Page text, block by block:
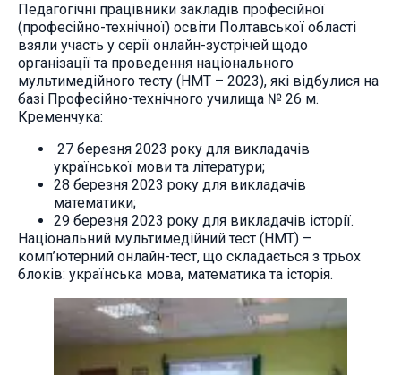
Педагогічні працівники закладів професійної
(професійно-технічної) освіти Полтавської області
взяли участь у серії онлайн-зустрічей щодо
організації та проведення національного
мультимедійного тесту (НМТ – 2023), які відбулися на
базі Професійно-технічного училища № 26 м.
Кременчука:
27 березня 2023 року для викладачів
української мови та літератури;
28 березня 2023 року для викладачів
математики;
29 березня 2023 року для викладачів історії.
Національний мультимедійний тест (НМТ) –
комп’ютерний онлайн-тест, що складається з трьох
блоків: українська мова, математика та історія.